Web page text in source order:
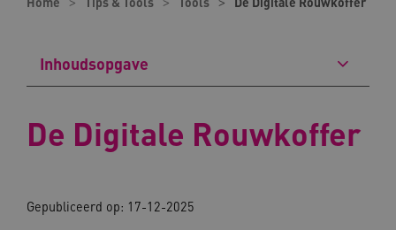
Inhoudsopgave
De Digitale Rouwkoffer
Gepubliceerd op: 17-12-2025